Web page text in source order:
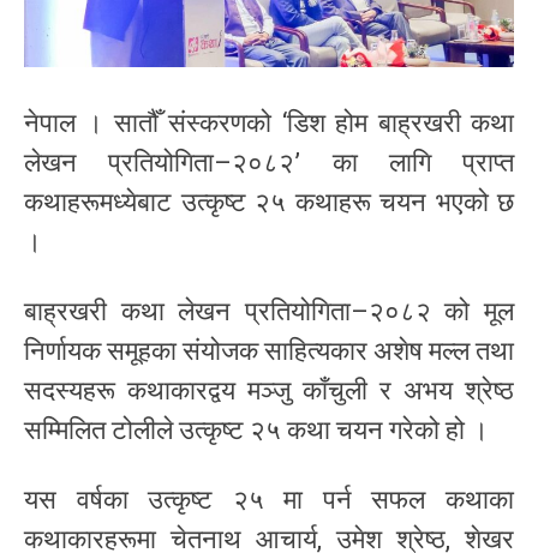
नेपाल । सातौँ संस्करणको ‘डिश होम बाह्रखरी कथा
लेखन प्रतियोगिता–२०८२’ का लागि प्राप्त
कथाहरूमध्येबाट उत्कृष्ट २५ कथाहरू चयन भएको छ
।
बाह्रखरी कथा लेखन प्रतियोगिता–२०८२ को मूल
निर्णायक समूहका संयोजक साहित्यकार अशेष मल्ल तथा
सदस्यहरू कथाकारद्वय मञ्जु काँचुली र अभय श्रेष्ठ
सम्मिलित टोलीले उत्कृष्ट २५ कथा चयन गरेको हो ।
यस वर्षका उत्कृष्ट २५ मा पर्न सफल कथाका
कथाकारहरूमा चेतनाथ आचार्य, उमेश श्रेष्ठ, शेखर